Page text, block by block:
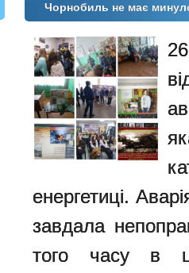
Чорнобиль не має
енергетиці.
завдала
того часу в